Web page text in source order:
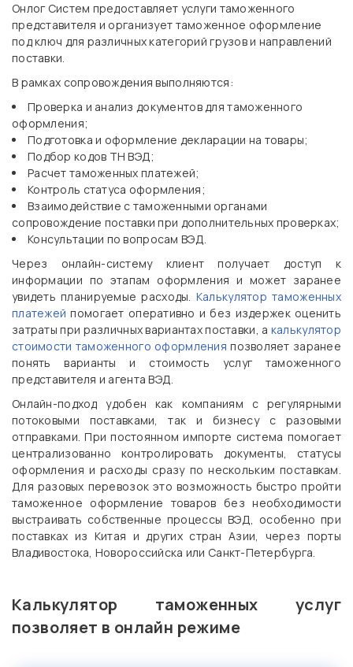
Онлог Систем предоставляет услуги таможенного
представителя и организует таможенное оформление
под ключ для различных категорий грузов и направлений
поставки.
В рамках сопровождения выполняются:
Проверка и анализ документов для таможенного
оформления;
Подготовка и оформление декларации на товары;
Подбор кодов ТН ВЭД;
Расчет таможенных платежей;
Контроль статуса оформления;
Взаимодействие с таможенными органами
сопровождение поставки при дополнительных проверках;
Консультации по вопросам ВЭД.
Через онлайн-систему клиент получает доступ к
информации по этапам оформления и может заранее
увидеть планируемые расходы. Калькулятор таможенных
платежей помогает оперативно и без издержек оценить
затраты при различных вариантах поставки, а калькулятор
стоимости таможенного оформления позволяет заранее
понять варианты и стоимость услуг таможенного
представителя и агента ВЭД.
Онлайн-подход удобен как компаниям с регулярными
потоковыми поставками, так и бизнесу с разовыми
отправками. При постоянном импорте система помогает
централизованно контролировать документы, статусы
оформления и расходы сразу по нескольким поставкам.
Для разовых перевозок это возможность быстро пройти
таможенное оформление товаров без необходимости
выстраивать собственные процессы ВЭД, особенно при
поставках из Китая и других стран Азии, через порты
Владивостока, Новороссийска или Санкт-Петербурга.
Калькулятор таможенных услуг
позволяет в онлайн режиме